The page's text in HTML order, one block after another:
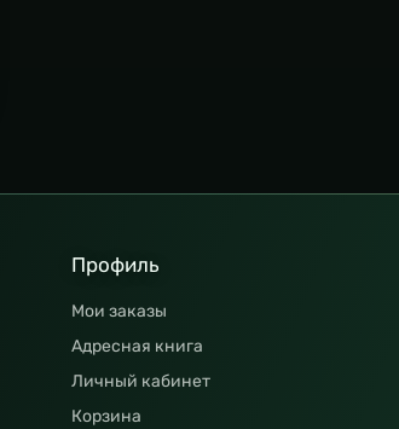
Профиль
Мои заказы
Адресная книга
Личный кабинет
Корзина